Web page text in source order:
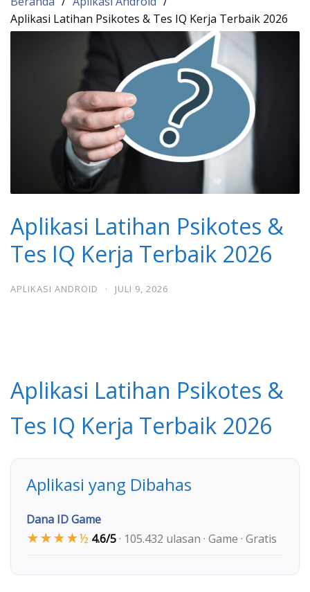
Aplikasi Latihan Psikotes & Tes IQ Kerja Terbaik 2026
Aplikasi Latihan Psikotes &
Tes IQ Kerja Terbaik 2026
APLIKASI ANDROID · JULI 9, 2026
Aplikasi Latihan Psikotes &
Tes IQ Kerja Terbaik 2026
Aplikasi yang Dibahas
Dana ID Game
★★★★½ 4.6/5· 105.432 ulasan · Game · Gratis